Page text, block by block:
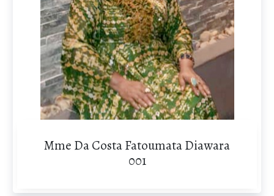
Mme Da Costa Fatoumata Diawara
001